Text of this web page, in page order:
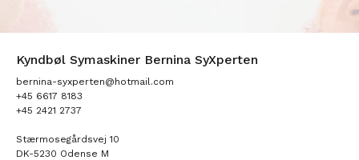
Kyndbøl Symaskiner Bernina SyXperten
bernina-syxperten@hotmail.com
+45 6617 8183
+45 2421 2737
Stærmosegårdsvej 10
DK-5230 Odense M